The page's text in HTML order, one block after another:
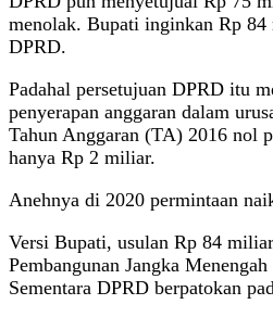
menolak. Bupati inginkan Rp
DPRD.
Padahal persetujuan DPRD itu
penyerapan anggaran dalam
Tahun Anggaran (TA) 2016 nol
hanya Rp 2 miliar.
Anehnya di 2020 permintaan
Versi Bupati, usulan Rp 84
Pembangunan Jangka
Sementara DPRD berpatokan